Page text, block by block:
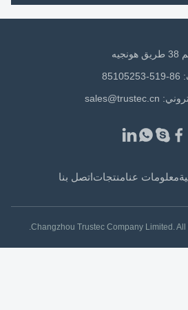
sales@trustec.cn
عنامنتجاتاتصل بنا